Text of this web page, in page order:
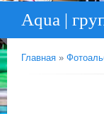
Aqua |
Главная »